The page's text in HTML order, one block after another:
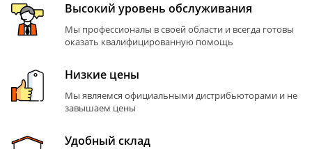
Высокий уровень обслуживания
Мы профессионалы в своей области и всегда готовы
оказать квалифицированную помощь
Низкие цены
Мы являемся официальными дистрибьюторами и не
завышаем цены
Удобный склад